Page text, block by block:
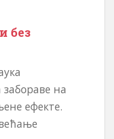
без
на
ефекте.